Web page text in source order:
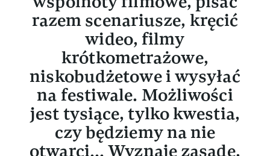
razem scenariusze, kręcić
wideo, filmy
krótkometrażowe,
niskobudżetowe i wysyłać
na festiwale. Możliwości
jest tysiące, tylko kwestia,
czy będziemy na nie
otwarci... Wyznaję zasadę,